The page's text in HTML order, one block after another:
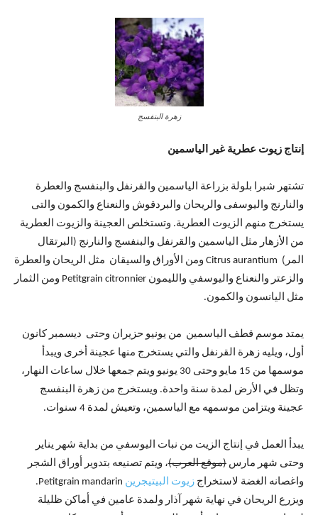
زهرة البنفسج
إنتاج زيوت عطرية غير الياسمين
تشتهر شبرا بلولة بزراعة الياسمين والقرنفل والبنفسج والعطرة
والنارنج واليوسفى والريحان والبردقوش والنعناع والكمون والتى
يستخرج منهم الزيوت العطرية. وتستخلص العجينة والزيوت العطرية
من الأزهار مثل الياسمين والقرنفل والبنفسج والنارنج (البرتقال
المر) Citrus aurantium ومن الأوراق والسيقان مثل الريحان والعطرة
والزعتر والنعناع واليوسفي والليمون Petitgrain citronnier ومن الثمار
مثل اليانسون والكمون.
يمتد موسم قطف الياسمين من يونيو حزيران وحتى ديسمبر كانون
أول، ويليه زهرة القرنفل والتي يستخرج منها عجينة أخرى ويبدأ
موسمها من 15 مايو وحتى 30 يونيو ويتم جمعها خلال ساعات النهار،
وتظل في الأرض لمدة سنة واحدة. ويستخرج من زهرة البنفسج
عجينة ويتزامن موسمهه مع الياسمين، وتعيش لمدة 4 سنوات.
يبدأ العمل في إنتاج الزيت من نبات اليوسفي من بداية شهر يناير
وحتى شهر مارس (موقع العرب)، ويتم تصنيعه بتدوير أوراق الشجر
واغصانه الغضة لاستخراج زيوت البيتيجرين
Petitgrain mandarin.
ويزرع الريحان في نهاية شهر آذار ولمدة عامين في أماكن ظليلة